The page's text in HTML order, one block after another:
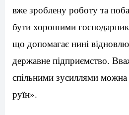
вже зроблену роботу та
бути хорошими
що допомагає нині
державне підприємство.
спільними зусиллями можна
руїн».